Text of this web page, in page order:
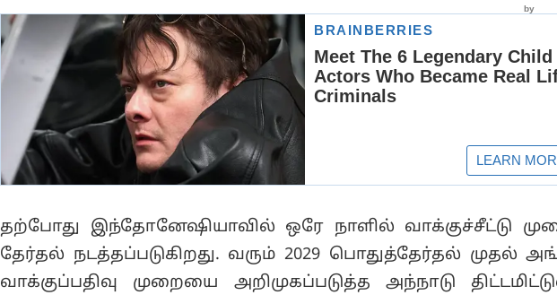
தற்போது இந்தோனேஷியாவில் ஒரே நாளில் வாக்குச்சீட்டு
தேர்தல் நடத்தப்படுகிறது. வரும் 2029 பொதுத்தேர்தல் முதல்
வாக்குப்பதிவு முறையை அறிமுகப்படுத்த அந்நாடு